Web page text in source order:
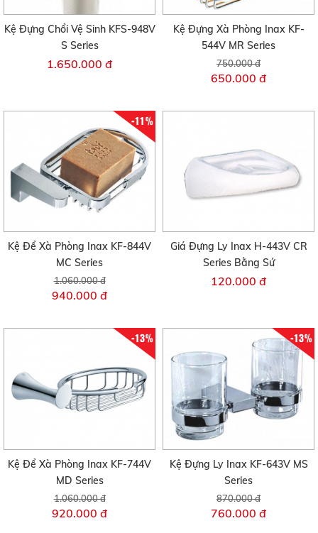
Kệ Đựng Chổi Vệ Sinh KFS-948V
S Series
1.650.000 đ
Kệ Đựng Xà Phòng Inax KF-
544V MR Series
750.000 đ
650.000 đ
-11%
Kệ Để Xà Phòng Inax KF-844V
MC Series
1.060.000 đ
940.000 đ
Giá Đựng Ly Inax H-443V CR
Series Bằng Sứ
120.000 đ
-13%
Kệ Để Xà Phòng Inax KF-744V
MD Series
1.060.000 đ
920.000 đ
-13%
Kệ Đựng Ly Inax KF-643V MS
Series
870.000 đ
760.000 đ